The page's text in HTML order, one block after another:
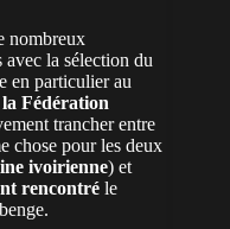
nombreux
la sélection du
en particulier au
Fédération
trancher entre
chose pour les deux
ivoirienne) et
rencontré le